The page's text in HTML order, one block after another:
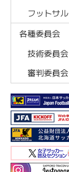
フットサル
各種委員会
技術委員会
審判委員会